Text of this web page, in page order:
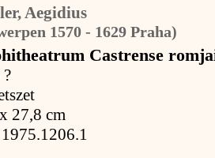
Aegidius
1570 - 1629 Praha)
Castrense
27,8 cm